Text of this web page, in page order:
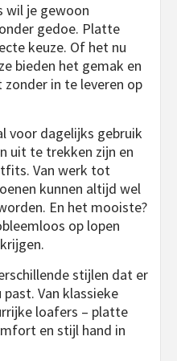
wil je gewoon
gedoe. Platte
keuze. Of het nu
bieden het gemak en
in te leveren op
voor dagelijks gebruik
uit te trekken zijn en
Van werk tot
kunnen altijd wel
En het mooiste?
op lopen
stijlen dat er
Van klassieke
loafers – platte
en stijl hand in